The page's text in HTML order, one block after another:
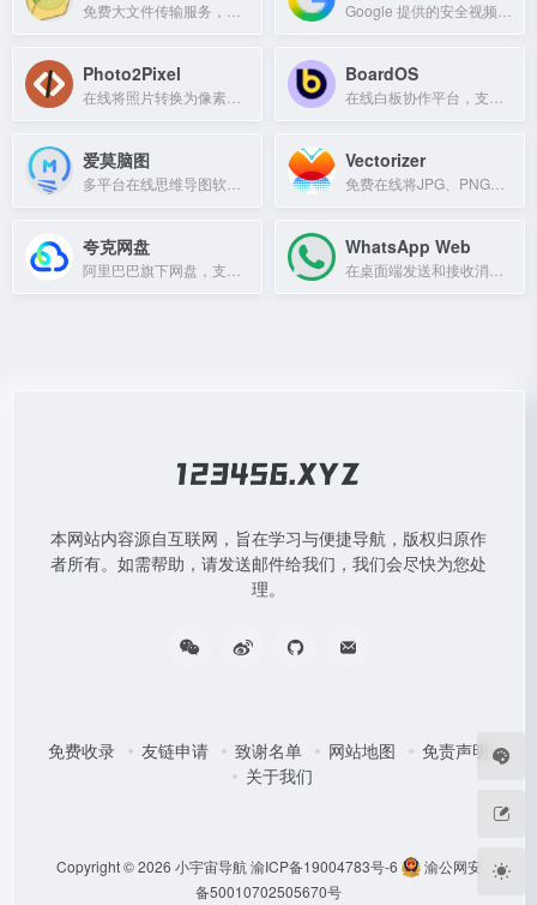
Photo2Pixel BoardOS
爱莫脑图 Vectorizer
夸克网盘 WhatsApp Web
本网站内容源自互联网，旨在学习与便捷导航，版权归原作
者所有。如需帮助，请发送邮件给我们，我们会尽快为您处
理。
免费收录 友链申请 致谢名单 网站地图
免责声明
关于我们
Copyright © 2026 小宇宙导航 渝ICP备19004783号-6
渝公网安
备50010702505670号